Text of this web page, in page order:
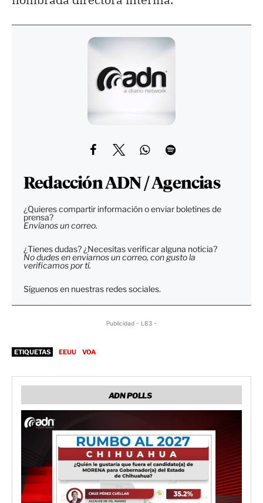
Redacción ADN / Agencias
¿Quieres compartir información o enviar boletines de
prensa?
Envíanos un correo.
¿Tienes dudas? ¿Necesitas verificar alguna noticia?
No dudes en enviarnos un correo, con gusto la
verificamos por tí.
Síguenos en nuestras redes sociales.
Publicidad - LB3 -
ETIQUETAS EEUU VOA
ADN POLLS